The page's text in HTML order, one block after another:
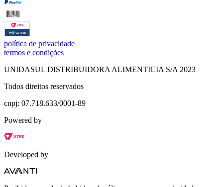
política de privacidade
termos e condições
UNIDASUL DISTRIBUIDORA ALIMENTICIA S/A 2023
Todos direitos reservados
cnpj: 07.718.633/0001-89
Powered by
Developed by